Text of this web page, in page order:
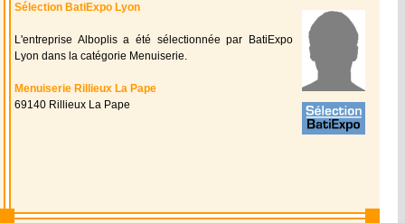
Sélection BatiExpo Lyon
L'entreprise Alboplis a été sélectionnée par BatiExpo
Lyon dans la catégorie Menuiserie.
Menuiserie Rillieux La Pape
69140 Rillieux La Pape